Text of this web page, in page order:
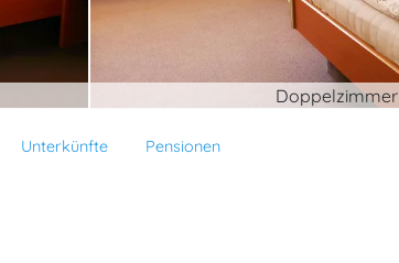
Doppelzimmer
Unterkünfte Pensionen